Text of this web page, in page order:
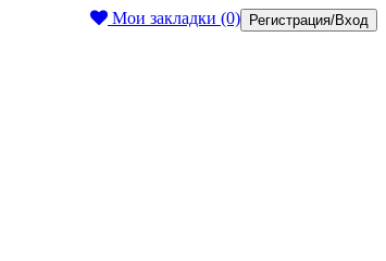
Регистрация/Вход
Мои закладки (0)